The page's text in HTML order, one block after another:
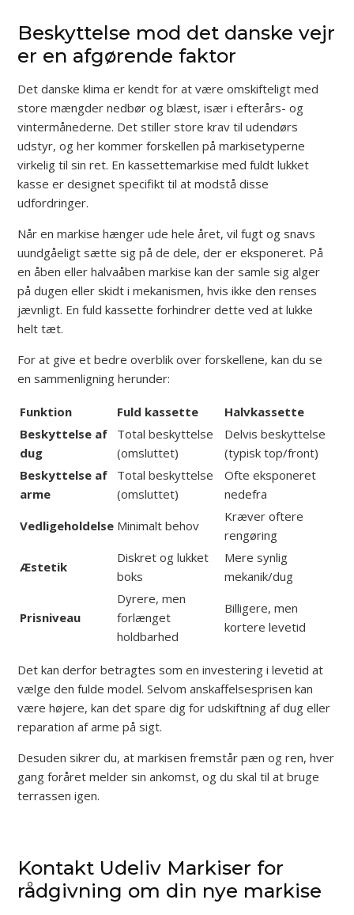
Beskyttelse mod det danske vejr
er en afgørende faktor
Det danske klima er kendt for at være omskifteligt med
store mængder nedbør og blæst, især i efterårs- og
vintermånederne. Det stiller store krav til udendørs
udstyr, og her kommer forskellen på markisetyperne
virkelig til sin ret. En kassettemarkise med fuldt lukket
kasse er designet specifikt til at modstå disse
udfordringer.
Når en markise hænger ude hele året, vil fugt og snavs
uundgåeligt sætte sig på de dele, der er eksponeret. På
en åben eller halvaåben markise kan der samle sig alger
på dugen eller skidt i mekanismen, hvis ikke den renses
jævnligt. En fuld kassette forhindrer dette ved at lukke
helt tæt.
For at give et bedre overblik over forskellene, kan du se
en sammenligning herunder:
Funktion Fuld kassette
Halvkassette
Beskyttelse af
dug
Total beskyttelse
(omsluttet)
Delvis beskyttelse
(typisk top/front)
Beskyttelse af
arme
Total beskyttelse
(omsluttet)
Ofte eksponeret
nedefra
Vedligeholdelse Minimalt behov
Kræver oftere
rengøring
Æstetik
Diskret og lukket
boks
Mere synlig
mekanik/dug
Prisniveau
Dyrere, men
forlænget
holdbarhed
Billigere, men
kortere levetid
Det kan derfor betragtes som en investering i levetid at
vælge den fulde model. Selvom anskaffelsesprisen kan
være højere, kan det spare dig for udskiftning af dug eller
reparation af arme på sigt.
Desuden sikrer du, at markisen fremstår pæn og ren, hver
gang foråret melder sin ankomst, og du skal til at bruge
terrassen igen.
Kontakt Udeliv Markiser for
rådgivning om din nye markise